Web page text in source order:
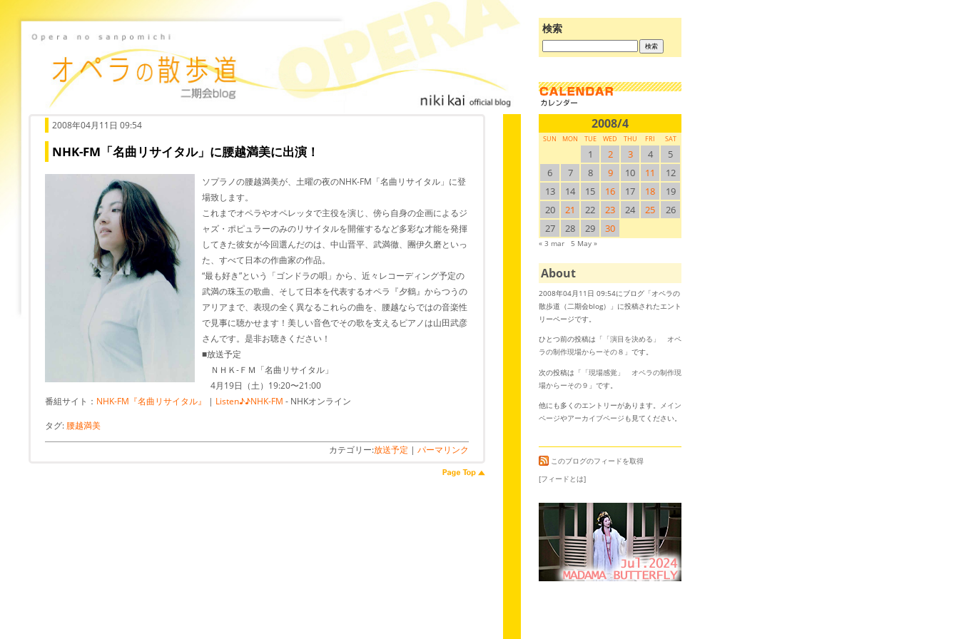
検索
ブ
ロ
検
索:
2008年04月11日 09:54
NHK-FM「名曲リサイタル」に腰越満美に出演！
ソプラノの腰越満美が、土曜の夜のNHK-FM「名曲リサイタル」に登
場致します。
これまでオペラやオペレッタで主役を演じ、傍ら自身の企画によるジ
ャズ・ポピュラーのみのリサイタルを開催するなど多彩な才能を発揮
してきた彼女が今回選んだのは、中山晋平、武満徹、團伊久磨といっ
た、すべて日本の作曲家の作品。
“最も好き”という「ゴンドラの唄」から、近々レコーディング予定の
武満の珠玉の歌曲、そして日本を代表するオペラ『夕鶴』からつうの
アリアまで、表現の全く異なるこれらの曲を、腰越ならではの音楽性
で見事に聴かせます！美しい音色でその歌を支えるピアノは山田武彦
さんです。是非お聴きください！
■放送予定
ＮＨＫ-ＦＭ「名曲リサイタル」
4月19日（土）19:20〜21:00
番組サイト： NHK-FM『名曲リサイタル』 | Listen♪♪NHK-FM - NHKオンライン
タグ: 腰越満美
カテゴリー:放送予定 | パーマリンク
2008/4
SUN MON TUE WED THU FRI SAT
1 2 3 4
5
6
7 8 9 10 11
12
13
14 15 16 17 18
19
20
21 22 23 24 25
26
27
28 29 30
« 3 mar 5 May »
About
2008年04月11日 09:54にブログ「オペラの
散歩道（二期会blog）」に投稿されたエント
リーページです。
ひとつ前の投稿は「 「演目を決める」 オペ
ラの制作現場からーその８ 」です。
次の投稿は「 「現場感覚」 オペラの制作現
場からーその９ 」です。
他にも多くのエントリーがあります。 メイン
ページやアーカイブページ も見てください。
このブログのフィードを取得
[フィードとは]